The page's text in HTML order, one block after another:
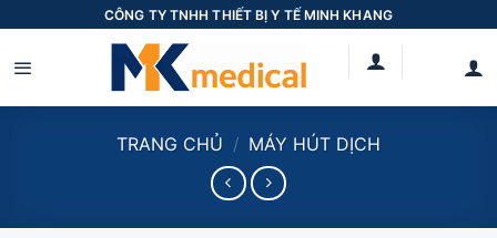
content
CÔNG TY TNHH THIẾT BỊ Y TẾ MINH KHANG
TRANG CHỦ / MÁY HÚT DỊCH